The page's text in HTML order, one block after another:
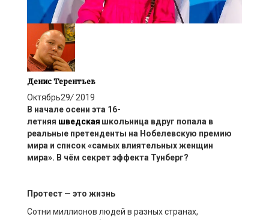
Денис Терентьев
Октябрь29/ 2019
В начале осени эта 16-
летняя шведская школьница вдруг попала в
реальные претенденты на Нобелевскую премию
мира и список«самых влиятельных женщин
мира». В чём секрет эффекта Тунберг?
Протест — это жизнь
Сотни миллионов людей в разных странах,